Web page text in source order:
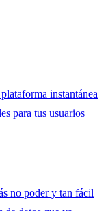
instantánea
para tus usuarios
no poder y tan fácil